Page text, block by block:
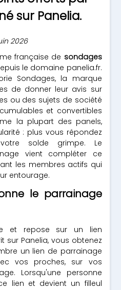
sur Panelia.
2026
française de sondages
le domaine panelia.fr.
Sondages, la marque
de donner leur avis sur
ou des sujets de société
et convertibles
la plupart des panels,
: plus vous répondez
solde grimpe. Le
vient compléter ce
les membres actifs qui
entourage.
le parrainage
et repose sur un lien
sur Panelia, vous obtenez
un lien de parrainage
vos proches, sur vos
Lorsqu'une personne
lien et devient un filleul